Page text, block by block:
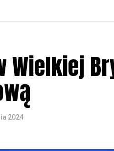
Wielkiej
2024